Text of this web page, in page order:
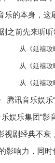
的本身，这
之前先来听听
讯音乐娱乐“
乐集团“影
剧经典不衰
响力，同时